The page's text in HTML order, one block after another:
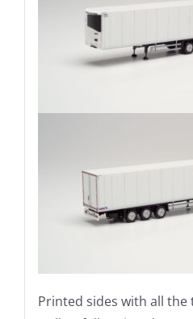
Printed sides with all the